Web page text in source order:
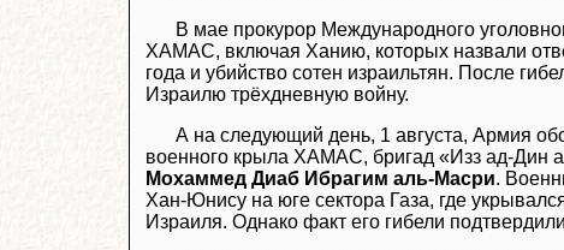
В мае прокурор Международного
ХАМАС, включая Ханию, которых назвали
года и убийство сотен израильтян. После
Израилю трёхдневную войну.
А на следующий день, 1 августа, Армия
военного крыла ХАМАС, бригад «Изз ад-Дин
Мохаммед Диаб Ибрагим аль-Масри.
Хан-Юнису на юге сектора Газа, где
Израиля. Однако факт его гибели